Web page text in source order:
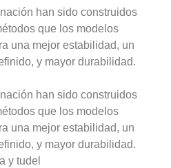
han sido construidos
que los modelos
una mejor estabilidad, un
y mayor durabilidad.
han sido construidos
que los modelos
una mejor estabilidad, un
y mayor durabilidad.
y tudel